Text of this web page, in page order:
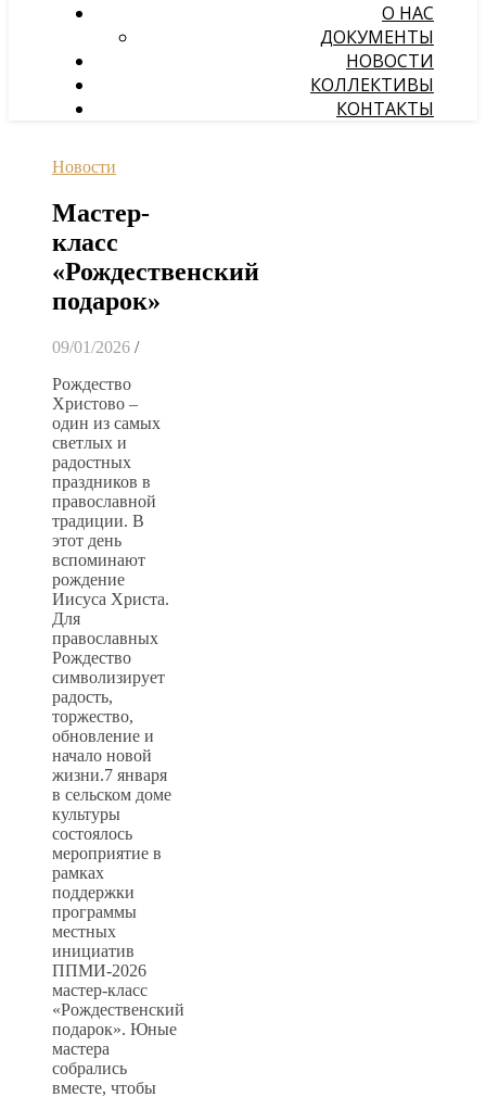
О НАС
ДОКУМЕНТЫ
НОВОСТИ
КОЛЛЕКТИВЫ
КОНТАКТЫ
Новости
Мастер-
класс
«Рождественский
подарок»
09/01/2026 /
Рождество
Христово –
один из самых
светлых и
радостных
праздников в
православной
традиции. В
этот день
вспоминают
рождение
Иисуса Христа.
Для
православных
Рождество
символизирует
радость,
торжество,
обновление и
начало новой
жизни.7 января
в сельском доме
культуры
состоялось
мероприятие в
рамках
поддержки
программы
местных
инициатив
ППМИ-2026
мастер-класс
«Рождественский
подарок». Юные
мастера
собрались
вместе, чтобы